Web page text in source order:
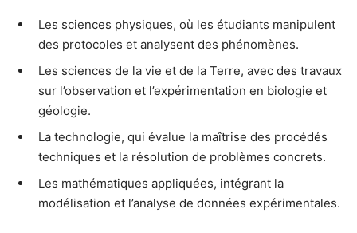
Les sciences physiques, où les étudiants manipulent
des protocoles et analysent des phénomènes.
Les sciences de la vie et de la Terre, avec des travaux
sur l’observation et l’expérimentation en biologie et
géologie.
La technologie, qui évalue la maîtrise des procédés
techniques et la résolution de problèmes concrets.
Les mathématiques appliquées, intégrant la
modélisation et l’analyse de données expérimentales.